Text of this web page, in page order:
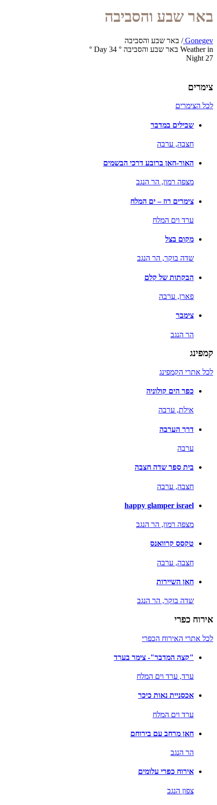
באר שבע והסביבה
Gonegev
/ באר שבע והסביבה
Weather in באר שבע והסביבה
°
34
Day
°
27
Night
צימרים
לכל הצימרים
שבילים במדבר
חצבה, ערבה
האור-חאן ברובע דרכי הבשמים
מצפה רמון, הר הנגב
צימרים רוז – ים המלח
ערד וים המלח
מקום בצל
שדה בוקר, הר הנגב
הבקתות של קלם
פארן, ערבה
צימבר
הר הנגב
קמפינג
לכל אתרי הקמפינג
כפר הים קולוניה
אילת, ערבה
דרך הערבה
ערבה
בית ספר שדה חצבה
חצבה, ערבה
happy glamper israel
מצפה רמון, הר הנגב
טקסס קרוואנס
חצבה, ערבה
חאן השיירות
שדה בוקר, הר הנגב
אירוח כפרי
לכל אתרי האירוח הכפרי
"קצה המדבר"- צימר בערד
ערד, ערד וים המלח
אכסניית נאות כיכר
ערד וים המלח
חאן מרחב עם בירוחם
הר הנגב
אירוח כפרי עלומים
צפון הנגב